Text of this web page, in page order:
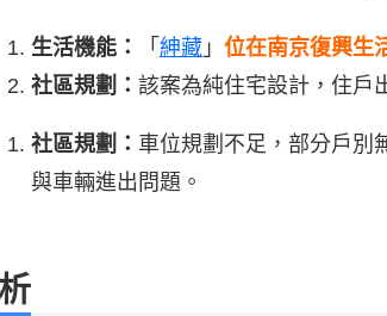
生活機能： 「 紳藏 」 位在南京復興生
社區規劃： 該案為純住宅設計，住戶
社區規劃： 車位規劃不足，部分戶別
與車輛進出問題。